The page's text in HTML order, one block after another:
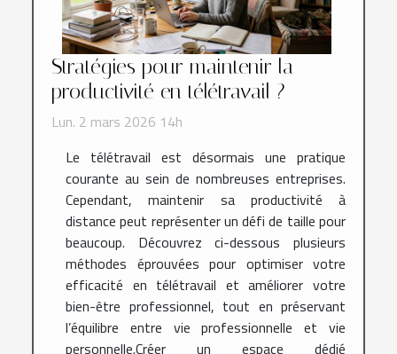
Stratégies pour maintenir la
productivité en télétravail ?
Lun. 2 mars 2026 14h
Le télétravail est désormais une pratique
courante au sein de nombreuses entreprises.
Cependant, maintenir sa productivité à
distance peut représenter un défi de taille pour
beaucoup. Découvrez ci-dessous plusieurs
méthodes éprouvées pour optimiser votre
efficacité en télétravail et améliorer votre
bien-être professionnel, tout en préservant
l’équilibre entre vie professionnelle et vie
personnelle.Créer un espace dédié